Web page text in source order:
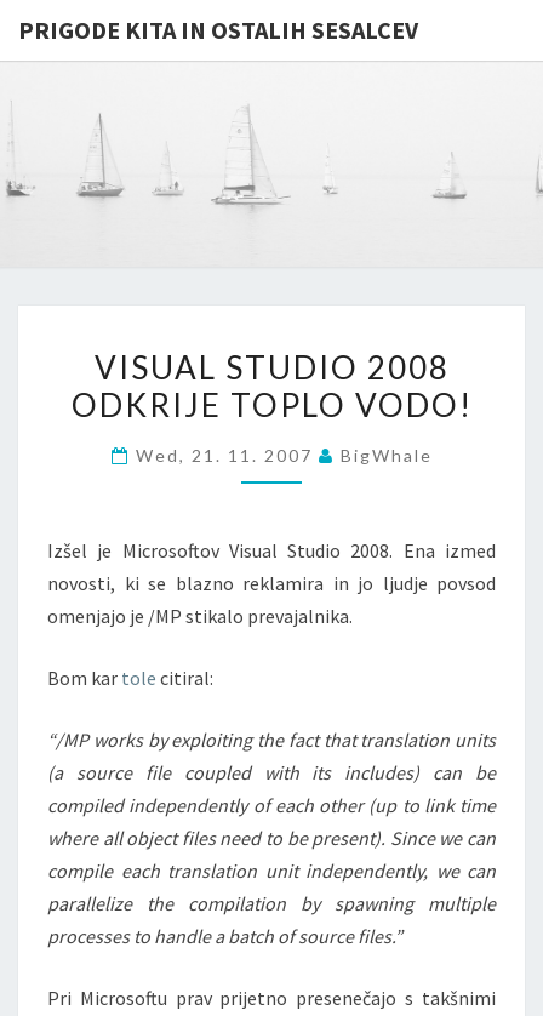
PRIGODE KITA IN OSTALIH SESALCEV
PRIGODE
And
STUDIO
2008
TOPLO
VISUAL STUDIO 2008
ODKRIJE TOPLO VODO!
Wed, 21. 11. 2007 BigWhale
Izšel je Microsoftov Visual Studio 2008. Ena izmed
novosti, ki se blazno reklamira in jo ljudje povsod
omenjajo je /MP stikalo prevajalnika.
Bom kar tole citiral:
“/MP works by exploiting the fact that translation units
(a source file coupled with its includes) can be
compiled independently of each other (up to link time
where all object files need to be present). Since we can
compile each translation unit independently, we can
parallelize the compilation by spawning multiple
processes to handle a batch of source files.”
Pri Microsoftu prav prijetno presenečajo s takšnimi